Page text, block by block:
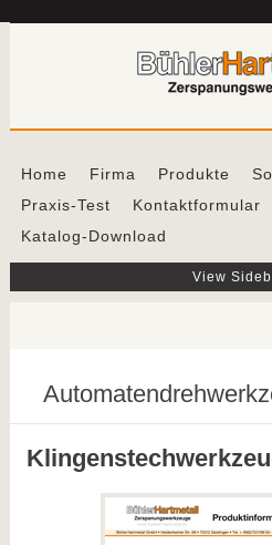
Home Firma Produkte
Praxis-Test
Kontaktformular
Katalog-Download
View